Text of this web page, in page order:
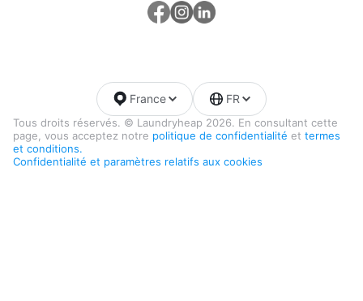
Tous droits réservés. © Laundryheap 2026. En consultant cette
page, vous acceptez notre politique de confidentialité et termes
et conditions.
Confidentialité et paramètres relatifs aux cookies
France FR